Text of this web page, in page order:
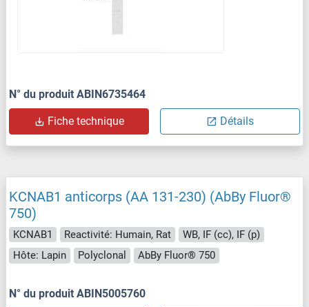
N° du produit ABIN6735464
Fiche technique Détails
KCNAB1 anticorps (AA 131-230) (AbBy Fluor®
750)
KCNAB1 Reactivité: Humain, Rat
WB, IF (cc), IF (p)
Hôte: Lapin
Polyclonal AbBy Fluor® 750
N° du produit ABIN5005760